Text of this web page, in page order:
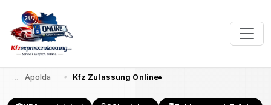
Apolda Kfz Zulassung Online